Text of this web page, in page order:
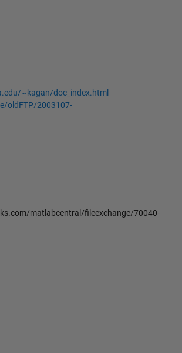
~kagan/doc_index.html
oldFTP/2003107-
matlabcentral/fileexchange/70040-